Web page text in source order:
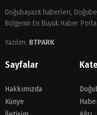
Doğubayazıt haberleri,
Bölgenin En Büyük Haber
Yazılım: BTPARK
Sayfalar
Hakkımızda
Künye